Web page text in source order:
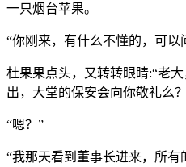
一只烟台苹果。
“你刚来，有什么不懂的，可以
杜果果点头，又转转眼睛:“老
出，大堂的保安会向你敬礼么
“嗯？”
“我那天看到董事长进来，所